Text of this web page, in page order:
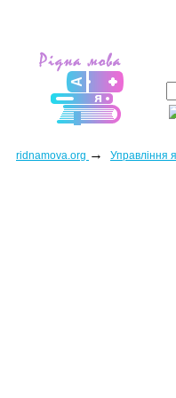
ridnamova.org → Управління